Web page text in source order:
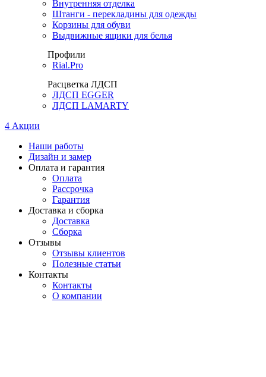
Внутренняя отделка
Штанги - перекладины для одежды
Корзины для обуви
Выдвижные ящики для белья
Профили
Rial.Pro
Расцветка ЛДСП
ЛДСП EGGER
ЛДСП LAMARTY
4 Акции
Наши работы
Дизайн и замер
Оплата и гарантия
Оплата
Рассрочка
Гарантия
Доставка и сборка
Доставка
Сборка
Отзывы
Отзывы клиентов
Полезные статьи
Контакты
Контакты
О компании